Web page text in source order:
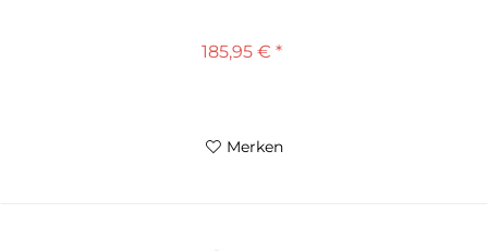
185,95 € *
Merken